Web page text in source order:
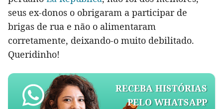
seus ex-donos o obrigaram a participar de
brigas de rua e não o alimentaram
corretamente, deixando-o muito debilitado.
Queridinho!
RECEBA HISTÓRIAS
PELO WHATSAPP